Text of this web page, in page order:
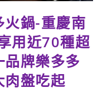
火鍋-重慶南
用近70種超
牌樂多多
肉盤吃起